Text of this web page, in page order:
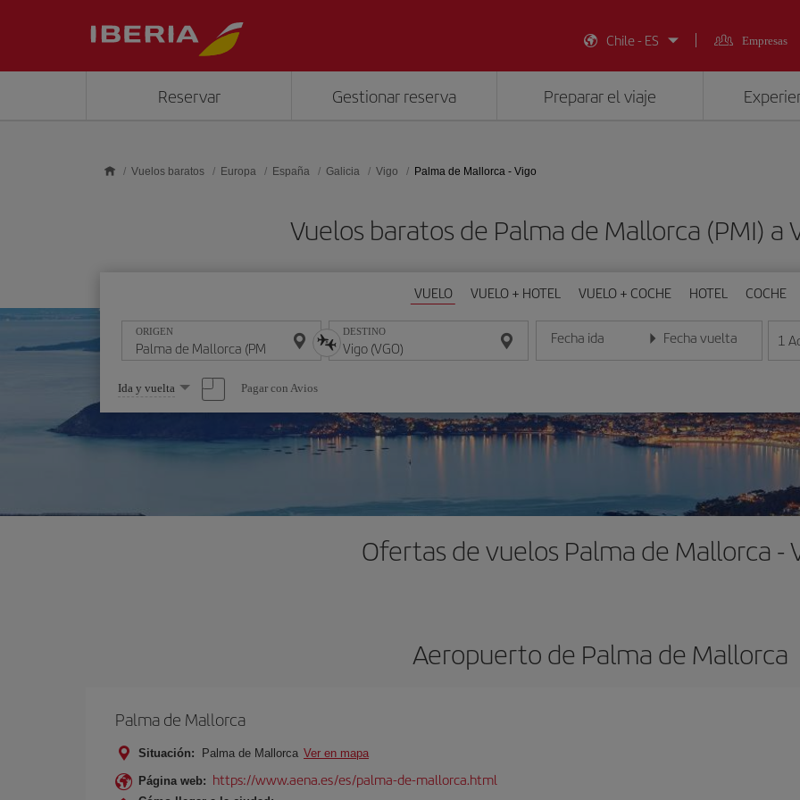
Chile - ES
Empresas
Reservar Gestionar reserva Preparar el viaje
Vuelos baratos Europa España Galicia Vigo Palma de Mallorca - Vigo
Vuelos baratos de Palma de Mallorca (PMI) a
VUELO VUELO + HOTEL VUELO + COCHE HOTEL COCHE
ORIGEN DESTINO Fecha ida
Introduce la fecha en formato día/mes/año
Fecha vuelta
Introduce la fecha en 1
Seleccione
una
opción
Ida y vuelta Pagar con Avios
Ofertas de vuelos Palma de Mallorca -
Aeropuerto de Palma de Mallorca
Palma de Mallorca
Situación: Palma de Mallorca Ver en mapa
Página web: https://www.aena.es/es/palma-de-mallorca.html